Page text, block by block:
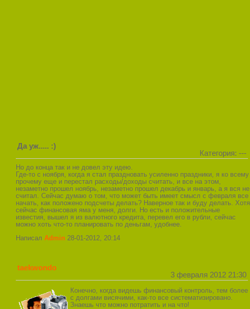
Да уж..... :)
Категория: ---
Но до конца так и не довел эту идею.
Где-то с ноября, когда я стал праздновать усиленно праздники, я ко всему
прочему еще и перестал расходы/доходы считать, и все на этом,
незаметно прошел ноябрь, незаметно прошел декабрь и январь, а я вся не
считал. Сейчас думаю о том, что может быть имеет смысл с февраля все
начать, как положено подсчеты делать? Наверное так и буду делать. Хотя
сейчас финансовая яма у меня, долги. Но есть и положительные
известия, вышел я из валютного кредита, перевел его в рубли, сейчас
можно хоть что-то планировать по деньгам, удобнее.
Написал Admin 28-01-2012, 20:14
taekwondo
3 февраля 2012 21:30
Конечно, когда видешь финансовый контроль, тем более
с долгами висячими, как-то все систематизировано.
Знаешь что можно потратить и на что!